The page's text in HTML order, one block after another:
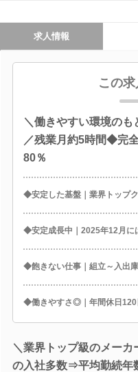
求人情報
この
＼働きやすい環境の
／残業月約5時間◆完
80％
◆安定した基盤｜業界トップ
◆安定成長中｜2025年12月に
◆飽きない仕事｜組立～入出
◆働きやすさ◎｜年間休日120
＼業界トップ級のメーカ
の入社多数⇒平均勤続年